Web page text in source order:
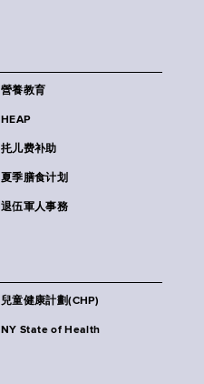
營養教育
HEAP
扥儿费补助
夏季膳食计划
退伍軍人事務
兒童健康計劃(CHP)
NY State of Health